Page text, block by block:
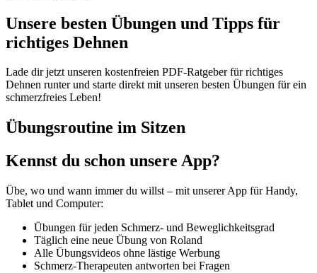
Unsere besten Übungen und Tipps für
richtiges Dehnen
Lade dir jetzt unseren kostenfreien PDF-Ratgeber für richtiges
Dehnen runter und starte direkt mit unseren besten Übungen für ein
schmerzfreies Leben!
Übungsroutine im Sitzen
Kennst du schon unsere App?
Übe, wo und wann immer du willst – mit unserer App für Handy,
Tablet und Computer:
Übungen für jeden Schmerz- und Beweglichkeitsgrad
Täglich eine neue Übung von Roland
Alle Übungsvideos ohne lästige Werbung
Schmerz-Therapeuten antworten bei Fragen